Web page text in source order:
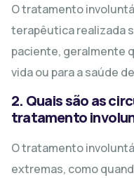
O tratamento
terapêutica realizada
paciente, geralmente
vida ou para a saúde
2. Quais são as
tratamento
O tratamento
extremas, como